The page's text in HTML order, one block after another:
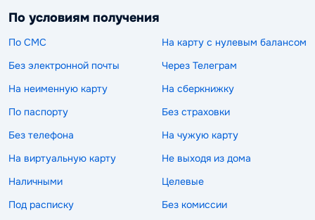
По условиям получения
По СМС
На карту с нулевым балансом
Без электронной почты
Через Телеграм
На неименную карту
На сберкнижку
По паспорту
Без страховки
Без телефона
На чужую карту
На виртуальную карту
Не выходя из дома
Наличными
Целевые
Под расписку
Без комиссии